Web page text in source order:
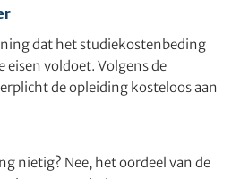
dat het studiekostenbeding
eisen voldoet. Volgens de
de opleiding kosteloos aan
nietig? Nee, het oordeel van de